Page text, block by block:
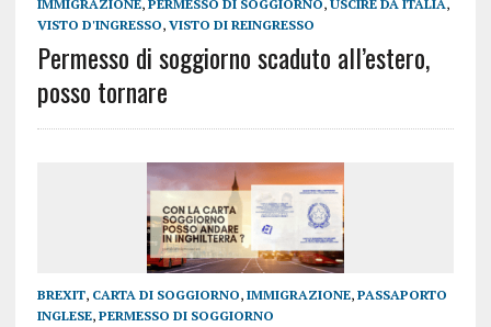
IMMIGRAZIONE, PERMESSO DI SOGGIORNO, USCIRE DA ITALIA,
VISTO D'INGRESSO, VISTO DI REINGRESSO
Permesso di soggiorno scaduto all’estero,
posso tornare
BREXIT, CARTA DI SOGGIORNO, IMMIGRAZIONE, PASSAPORTO
INGLESE, PERMESSO DI SOGGIORNO